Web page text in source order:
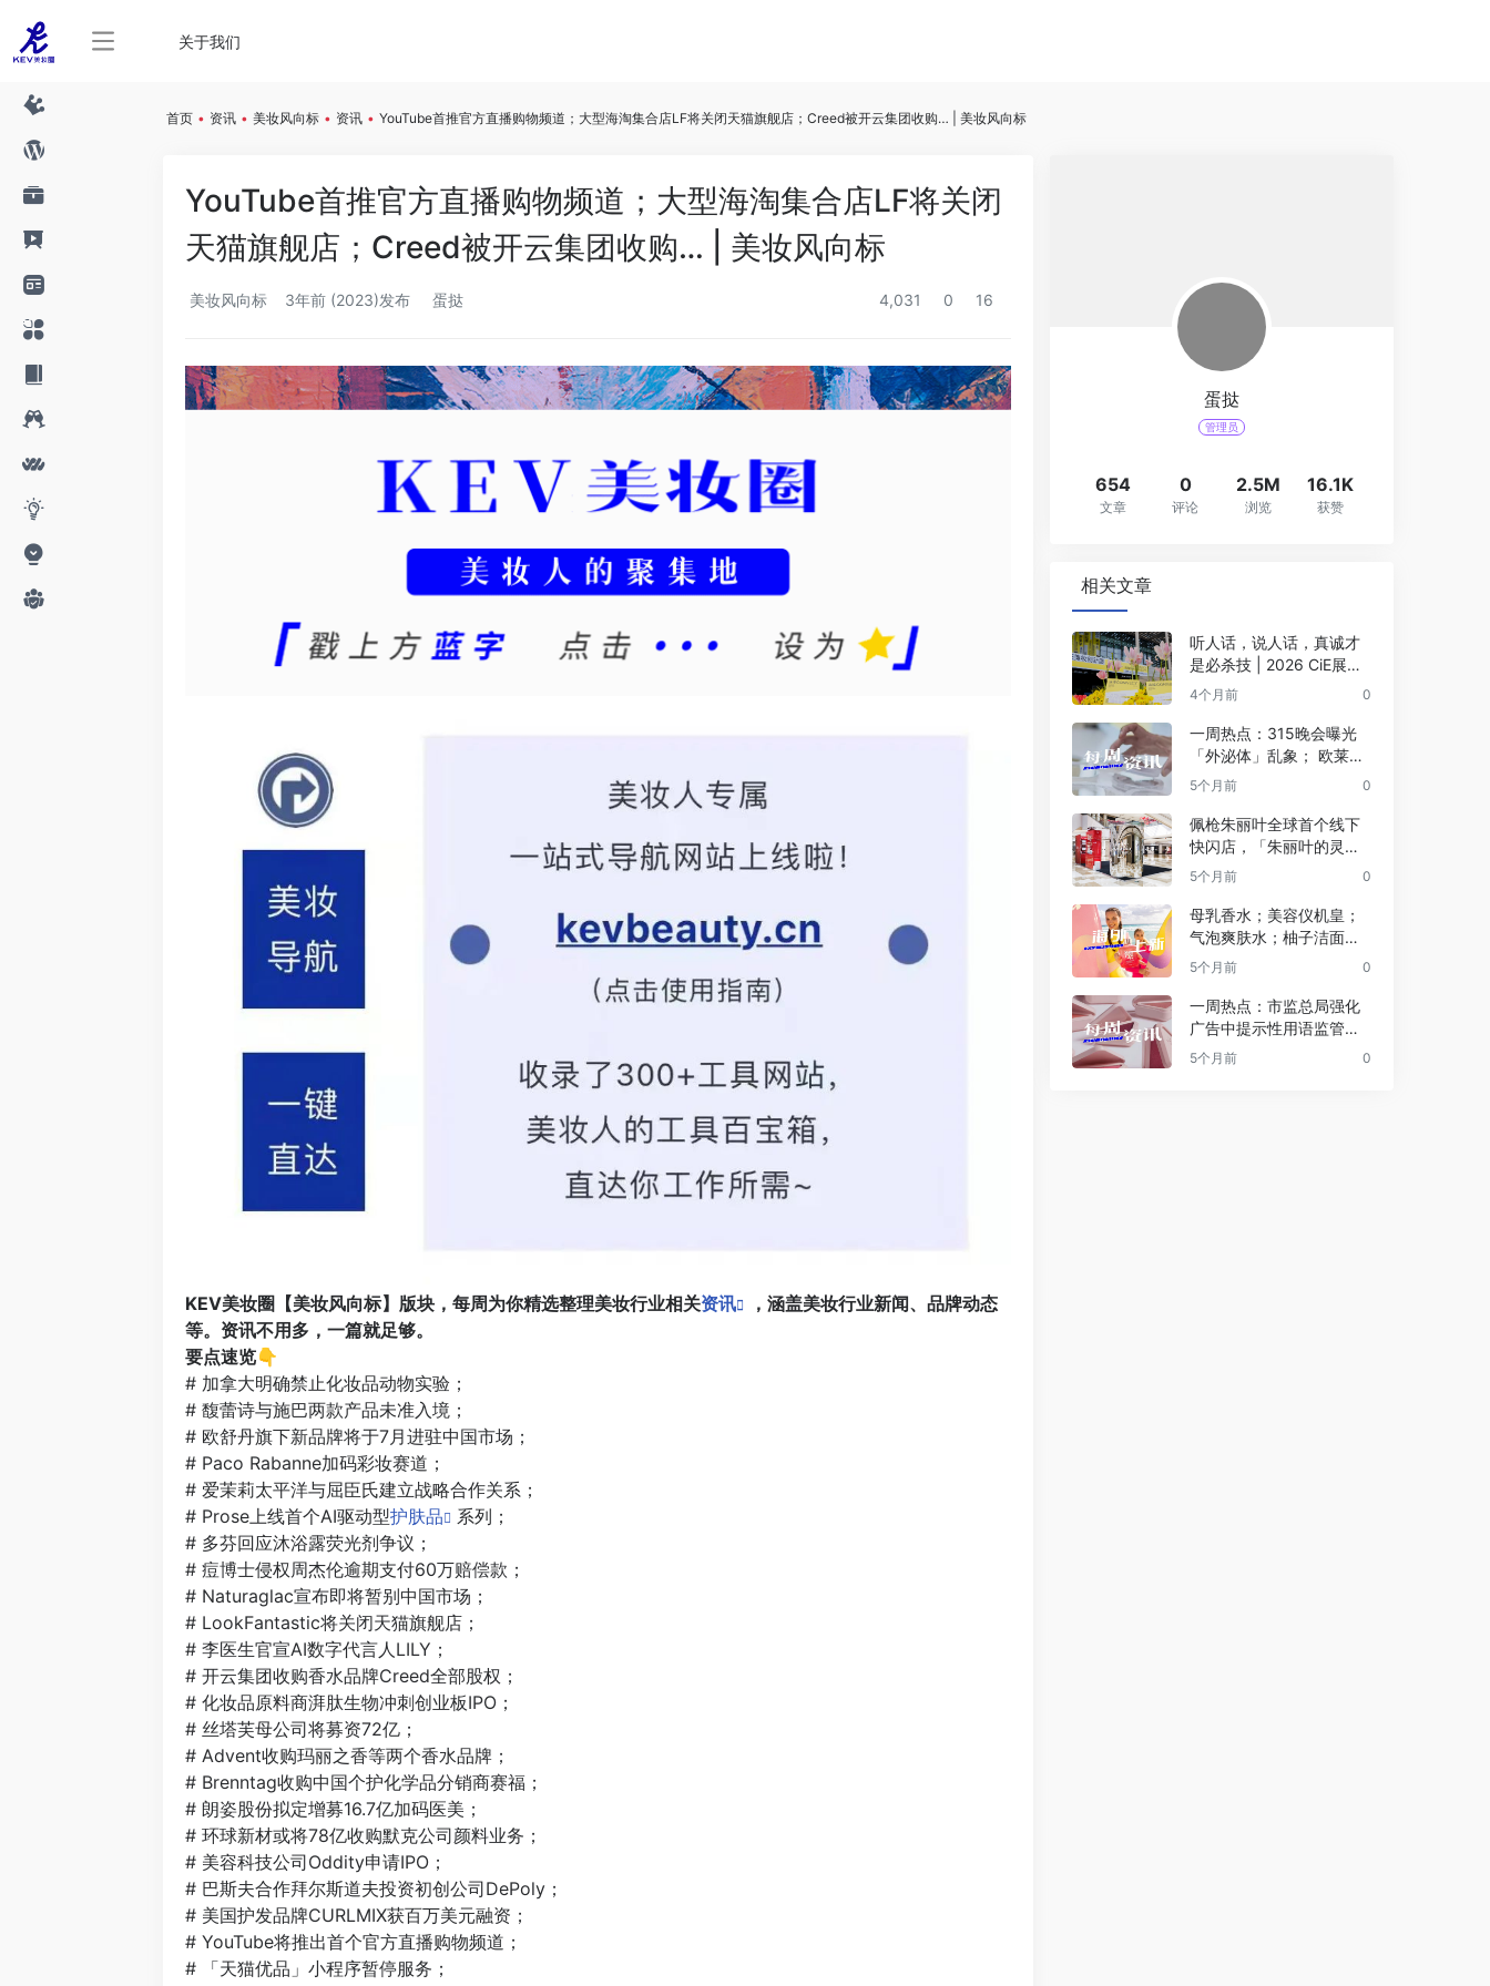
关于我们
首页 • 资讯 • 美妆风向标 • 资讯 • YouTube首推官方直播购物频道；大型海淘集合店LF将关闭天猫旗舰店；Creed被开云集团收购… | 美妆风向标
YouTube首推官方直播购物频道；大型海淘集合店LF将关闭
天猫旗舰店；Creed被开云集团收购… | 美妆风向标
美妆风向标 3年前 (2023)发布 蛋挞 4,031 0 16
KEV美妆圈【美妆风向标】版块，每周为你精选整理美妆行业相关资讯
，涵盖美妆行业新闻、品牌动态
等。资讯不用多，一篇就足够。
要点速览👇
# 加拿大明确禁止化妆品动物实验；
# 馥蕾诗与施巴两款产品未准入境；
# 欧舒丹旗下新品牌将于7月进驻中国市场；
# Paco Rabanne加码彩妆赛道；
# 爱茉莉太平洋与屈臣氏建立战略合作关系；
# Prose上线首个AI驱动型护肤品
系列；
# 多芬回应沐浴露荧光剂争议；
# 痘博士侵权周杰伦逾期支付60万赔偿款；
# Naturaglac宣布即将暂别中国市场；
# LookFantastic将关闭天猫旗舰店；
# 李医生官宣AI数字代言人LILY；
# 开云集团收购香水品牌Creed全部股权；
# 化妆品原料商湃肽生物冲刺创业板IPO；
# 丝塔芙母公司将募资72亿；
# Advent收购玛丽之香等两个香水品牌；
# Brenntag收购中国个护化学品分销商赛福；
# 朗姿股份拟定增募16.7亿加码医美；
# 环球新材或将78亿收购默克公司颜料业务；
# 美容科技公司Oddity申请IPO；
# 巴斯夫合作拜尔斯道夫投资初创公司DePoly；
# 美国护发品牌CURLMIX获百万美元融资；
# YouTube将推出首个官方直播购物频道；
# 「天猫优品」小程序暂停服务；
蛋挞
管理员
654
文章
0
评论
2.5M
浏览
16.1K
获赞
相关文章
听人话，说人话，真诚才
是必杀技 | 2026 CiE展会
观察
4个月前 0
一周热点：315晚会曝光
「外泌体」乱象； 欧莱雅
计划收购Innovist；京东进
风向标
5个月前 0
佩枪朱丽叶全球首个线下
快闪店，「朱丽叶的灵魂
穿香」重磅登陆上海！
5个月前 0
母乳香水；美容仪机皇；
气泡爽肤水；柚子洁面面
膜… | 海外上新
5个月前 0
一周热点：市监总局强化
广告中提示性用语监管；
逸仙电商获1.2亿美元战略
5个月前 0